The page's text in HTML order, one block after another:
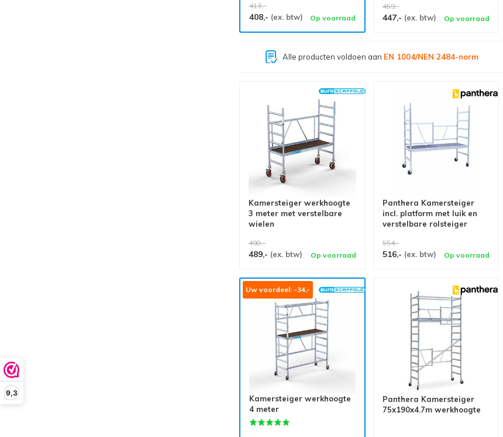
9,3
413,-
408,- (ex. btw) Op voorraad
459,-
447,- (ex. btw) Op voorraad
Grootste assortiment vanNederland
Kamersteiger werkhoogte
3 meter met verstelbare
wielen
498,-
489,- (ex. btw) Op voorraad
Panthera Kamersteiger
incl. platform met luik en
verstelbare rolsteiger
554,-
516,- (ex. btw) Op voorraad
Uw voordeel: -34,-
Kamersteiger werkhoogte
4 meter
Panthera Kamersteiger
75x190x4.7m werkhoogte